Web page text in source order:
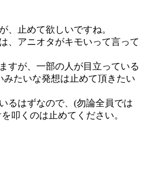
、止めて欲しいですね。
、アニオタがキモいって言って
すが、一部の人が目立っている
たいな発想は止めて頂きたい
るはずなので、(勿論全員では
叩くのは止めてください。